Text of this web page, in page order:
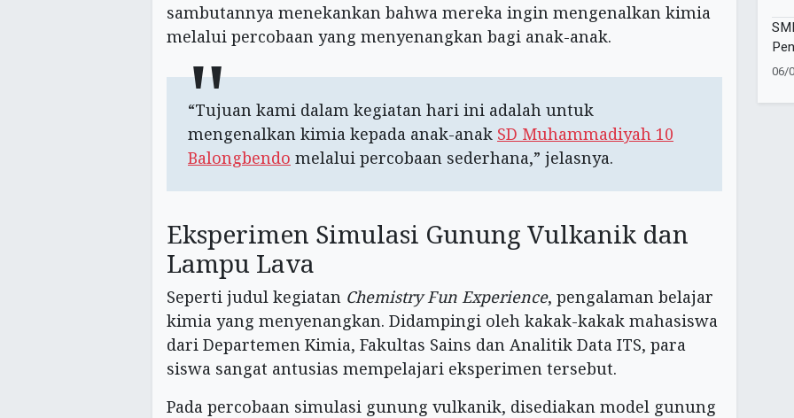
sambutannya menekankan bahwa mereka ingin mengenalkan kimia
melalui percobaan yang menyenangkan bagi anak-anak.
“Tujuan kami dalam kegiatan hari ini adalah untuk
mengenalkan kimia kepada anak-anak SD Muhammadiyah 10
Balongbendo melalui percobaan sederhana,” jelasnya.
Eksperimen Simulasi Gunung Vulkanik dan
Lampu Lava
Seperti judul kegiatan Chemistry Fun Experience, pengalaman belajar
kimia yang menyenangkan. Didampingi oleh kakak-kakak mahasiswa
dari Departemen Kimia, Fakultas Sains dan Analitik Data ITS, para
siswa sangat antusias mempelajari eksperimen tersebut.
Pada percobaan simulasi gunung vulkanik, disediakan model gunung
06/